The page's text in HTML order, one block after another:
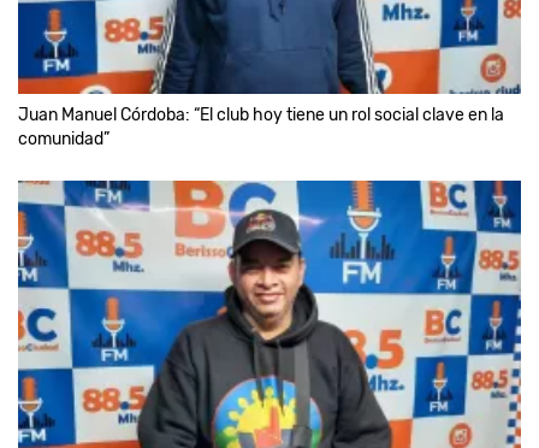
Juan Manuel Córdoba: “El club hoy tiene un rol social clave en la
comunidad”